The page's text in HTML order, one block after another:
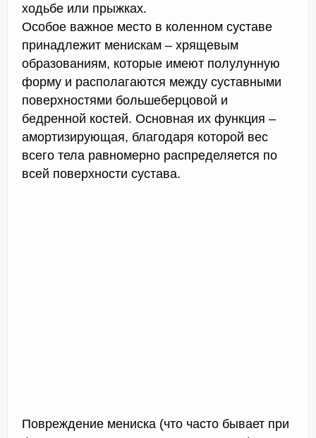
ходьбе или прыжках.
Особое важное место в коленном суставе
принадлежит менискам – хрящевым
образованиям, которые имеют полулунную
форму и располагаются между суставными
поверхностями большеберцовой и
бедренной костей. Основная их функция –
амортизирующая, благодаря которой вес
всего тела равномерно распределяется по
всей поверхности сустава.
Повреждение мениска (что часто бывает при